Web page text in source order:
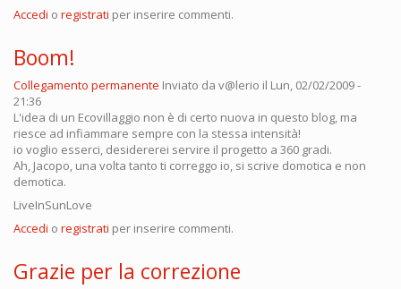
Accedi o registrati per inserire commenti.
Boom!
Collegamento permanente Inviato da v@lerio il Lun, 02/02/2009 -
21:36
L'idea di un Ecovillaggio non è di certo nuova in questo blog, ma
riesce ad infiammare sempre con la stessa intensità!
io voglio esserci, desidererei servire il progetto a 360 gradi.
Ah, Jacopo, una volta tanto ti correggo io, si scrive domotica e non
demotica.
LiveInSunLove
Accedi o registrati per inserire commenti.
Grazie per la correzione